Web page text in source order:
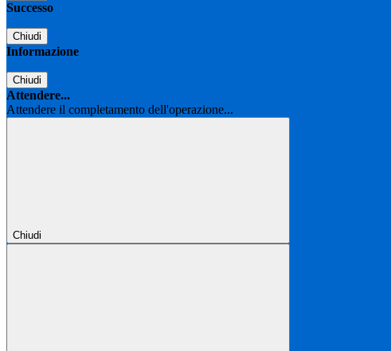
Successo
Chiudi
Informazione
Chiudi
Attendere...
Attendere il completamento dell'operazione...
Chiudi